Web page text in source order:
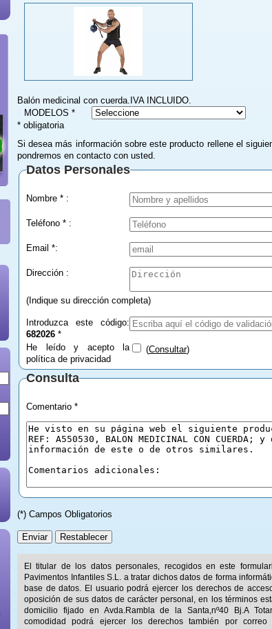
Balón medicinal con cuerda.IVA INCLUIDO.
MODELOS *
* obligatoria
Si desea más información sobre este producto rellene el
pondremos en contacto con usted.
Datos Personales
Nombre * :
Teléfono * :
Email *:
Dirección :
(Indique su dirección completa)
Introduzca este código:
682026 *
He leído y acepto la
política de privacidad
(Consultar)
Consulta
Comentario *
(*) Campos Obligatorios
El titular de los datos personales, recogidos en este
Pavimentos Infantiles S.L. a tratar dichos datos de forma
base de datos. El usuario podrá ejercer los derechos de
oposición de sus datos de carácter personal, en los términos
domicilio fijado en Avda.Rambla de la Santa,nº40 Bj.A
comodidad podrá ejercer los derechos también por